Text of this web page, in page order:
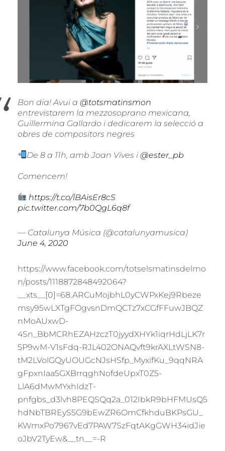
Bon dia! Avui a @totsmatinsmon
entrevistarem la mezzosoprano mexicana,
Guillermina Gallardo i dedicarem la selecció a
obres de compositors negres
De 8 a 11h, amb Joan Vives i@ester_pb
Comencem!
https://t.co/lBAisEr8cS
pic.twitter.com/7b0QgL6q8f
— Catalunya Música (@catalunyamusica)
June 4, 2020
https://www.facebook.com/totselsmatinsdelmo
n/posts/1118872848492064?
__xts__[0]=68.ARCuMojbhL0yCWPxKej9Rbeze
msy95wLXTgFOgvsnDmQCTz7xCGfFFuwJBQZ
nMoAUxwD-
4Sn_BbMCRhEZAHzczT0jyydXHYk1iqrHdLjLK7r
5P9wM-V1sFdq-RJL402ONAQvft9krAXLtWSN8-
tM2LVolGQyUOUGcNJsHSfp_MyxifKu_9qqNRA
gFpxnIaa5GXBrrqghNofdeUpxT0Z5-
LlA6dMwMYxhIdzT-
pnfgbs_d3lvh8PEQSQq2a_012IbkR9bHFMUsQ5
hdNbTBREyS5G9bEwZR6OmCfkhduBKPsGU_
KWmxPo7967vEd7PAW7SzFqtAKgGWH34idJie
oJbV2TyEw&__tn__=-R